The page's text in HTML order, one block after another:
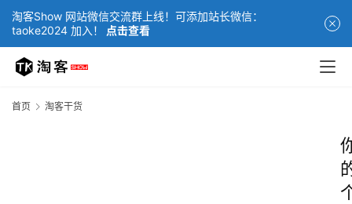
淘客Show 网站微信交流群上线！可添加站长微信：
taoke2024 加入！
点击查看
首页 淘客干货